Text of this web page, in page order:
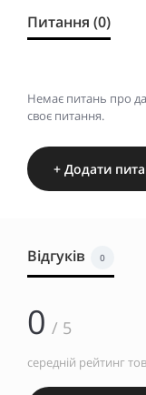
Питання (0)
Немає питань про
своє питання.
+ Додати
Відгуків 0
0 / 5
середній рейтинг